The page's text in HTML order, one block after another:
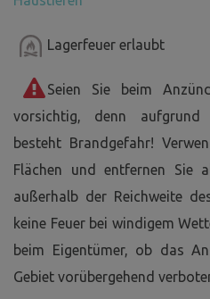
Lagerfeuer erlaubt
Seien Sie beim
vorsichtig, denn
besteht Brandgefahr!
Flächen und entfernen Sie
außerhalb der Reichweite
keine Feuer bei windigem
beim Eigentümer, ob das
Gebiet vorübergehend